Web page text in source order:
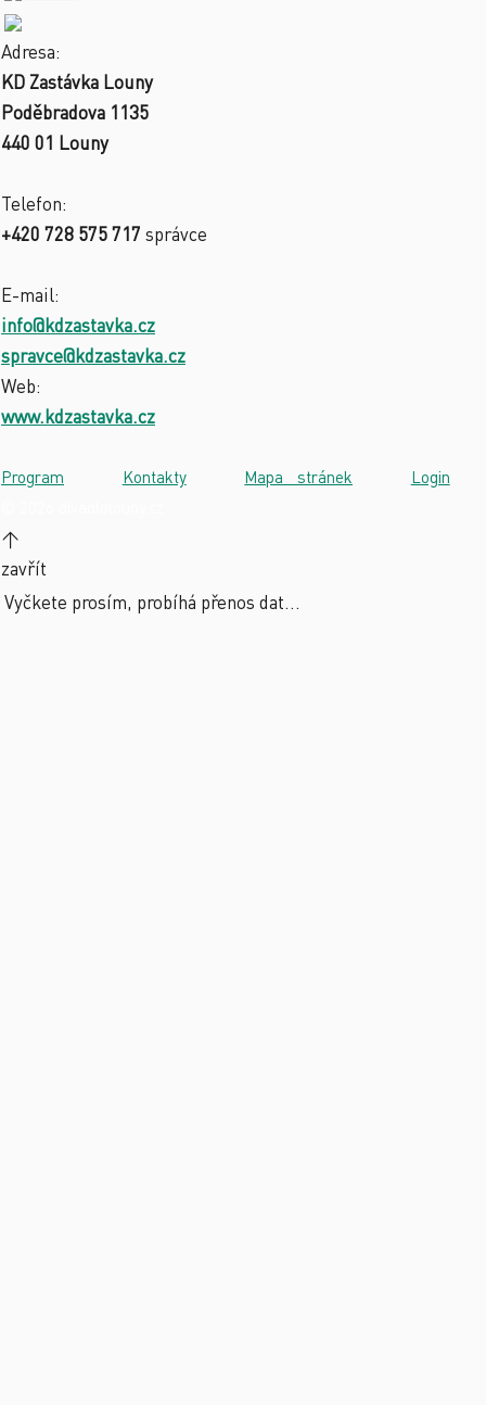
Adresa:
KD Zastávka Louny
Poděbradova 1135
440 01 Louny
Telefon:
+420 728 575 717 správce
E-mail:
info@kdzastavka.cz
spravce@kdzastavka.cz
Web:
www.kdzastavka.cz
Program Kontakty· Mapa stránek Login
↑
zavřít
Vyčkete prosím, probíhá přenos dat...